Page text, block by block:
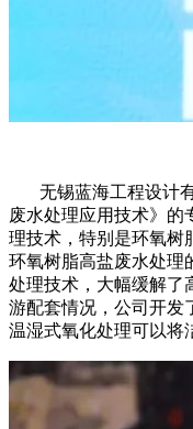
无锡蓝海工程设计有
废水处理应用技术》的
理技术，特别是环氧树
环氧树脂高盐废水处理
处理技术，大幅缓解了
游配套情况，公司开发
温湿式氧化处理可以将